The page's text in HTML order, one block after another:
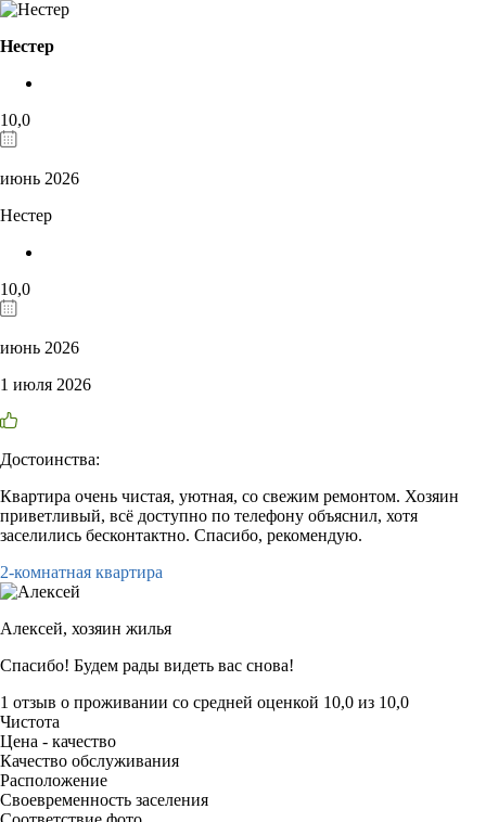
Нестер
10,0
июнь 2026
Нестер
10,0
июнь 2026
1 июля 2026
Достоинства:
Квартира очень чистая, уютная, со свежим ремонтом. Хозяин
приветливый, всё доступно по телефону объяснил, хотя
заселились бесконтактно. Спасибо, рекомендую.
2-комнатная квартира
Алексей, хозяин жилья
Спасибо! Будем рады видеть вас снова!
1 отзыв о проживании со средней оценкой 10,0 из 10,0
Чистота
Цена - качество
Качество обслуживания
Расположение
Своевременность заселения